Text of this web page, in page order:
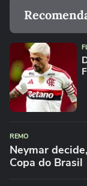
REMO
Neymar
Copa do Brasil